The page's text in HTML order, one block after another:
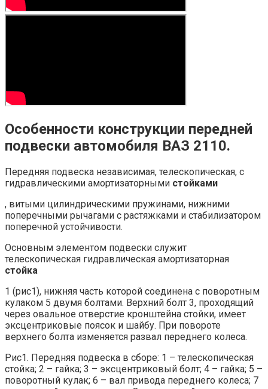
Особенности конструкции передней
подвески автомобиля ВАЗ 2110.
Передняя подвеска независимая, телескопическая, с
гидравлическими амортизаторными стойками
, витыми цилиндрическими пружинами, нижними
поперечными рычагами с растяжками и стабилизатором
поперечной устойчивости.
Основным элементом подвески служит
телескопическая гидравлическая амортизаторная
стойка
1 (рис1), нижняя часть которой соединена с поворотным
кулаком 5 двумя болтами. Верхний болт 3, проходящий
через овальное отверстие кронштейна стойки, имеет
эксцентриковые поясок и шайбу. При повороте
верхнего болта изменяется развал переднего колеса.
Рис1. Передняя подвеска в сборе: 1 – телескопическая
стойка; 2 – гайка; 3 – эксцентриковый болт; 4 – гайка; 5 –
поворотный кулак; 6 – вал привода переднего колеса; 7